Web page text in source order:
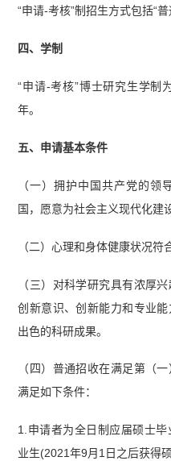
“申请-考核”制招生方式包括“
四、学制
“申请-考核”博士研究生学制
年。
五、申请基本条件
（一）拥护中国共产党的领
国，愿意为社会主义现代化建
（二）心理和身体健康状况符
（三）对科学研究具有浓厚
创新意识、创新能力和专业
出色的科研成果。
（四）普通招收在满足第（
满足如下条件：
1.申请者为全日制应届硕士
业生(2021年9月1日之后获得